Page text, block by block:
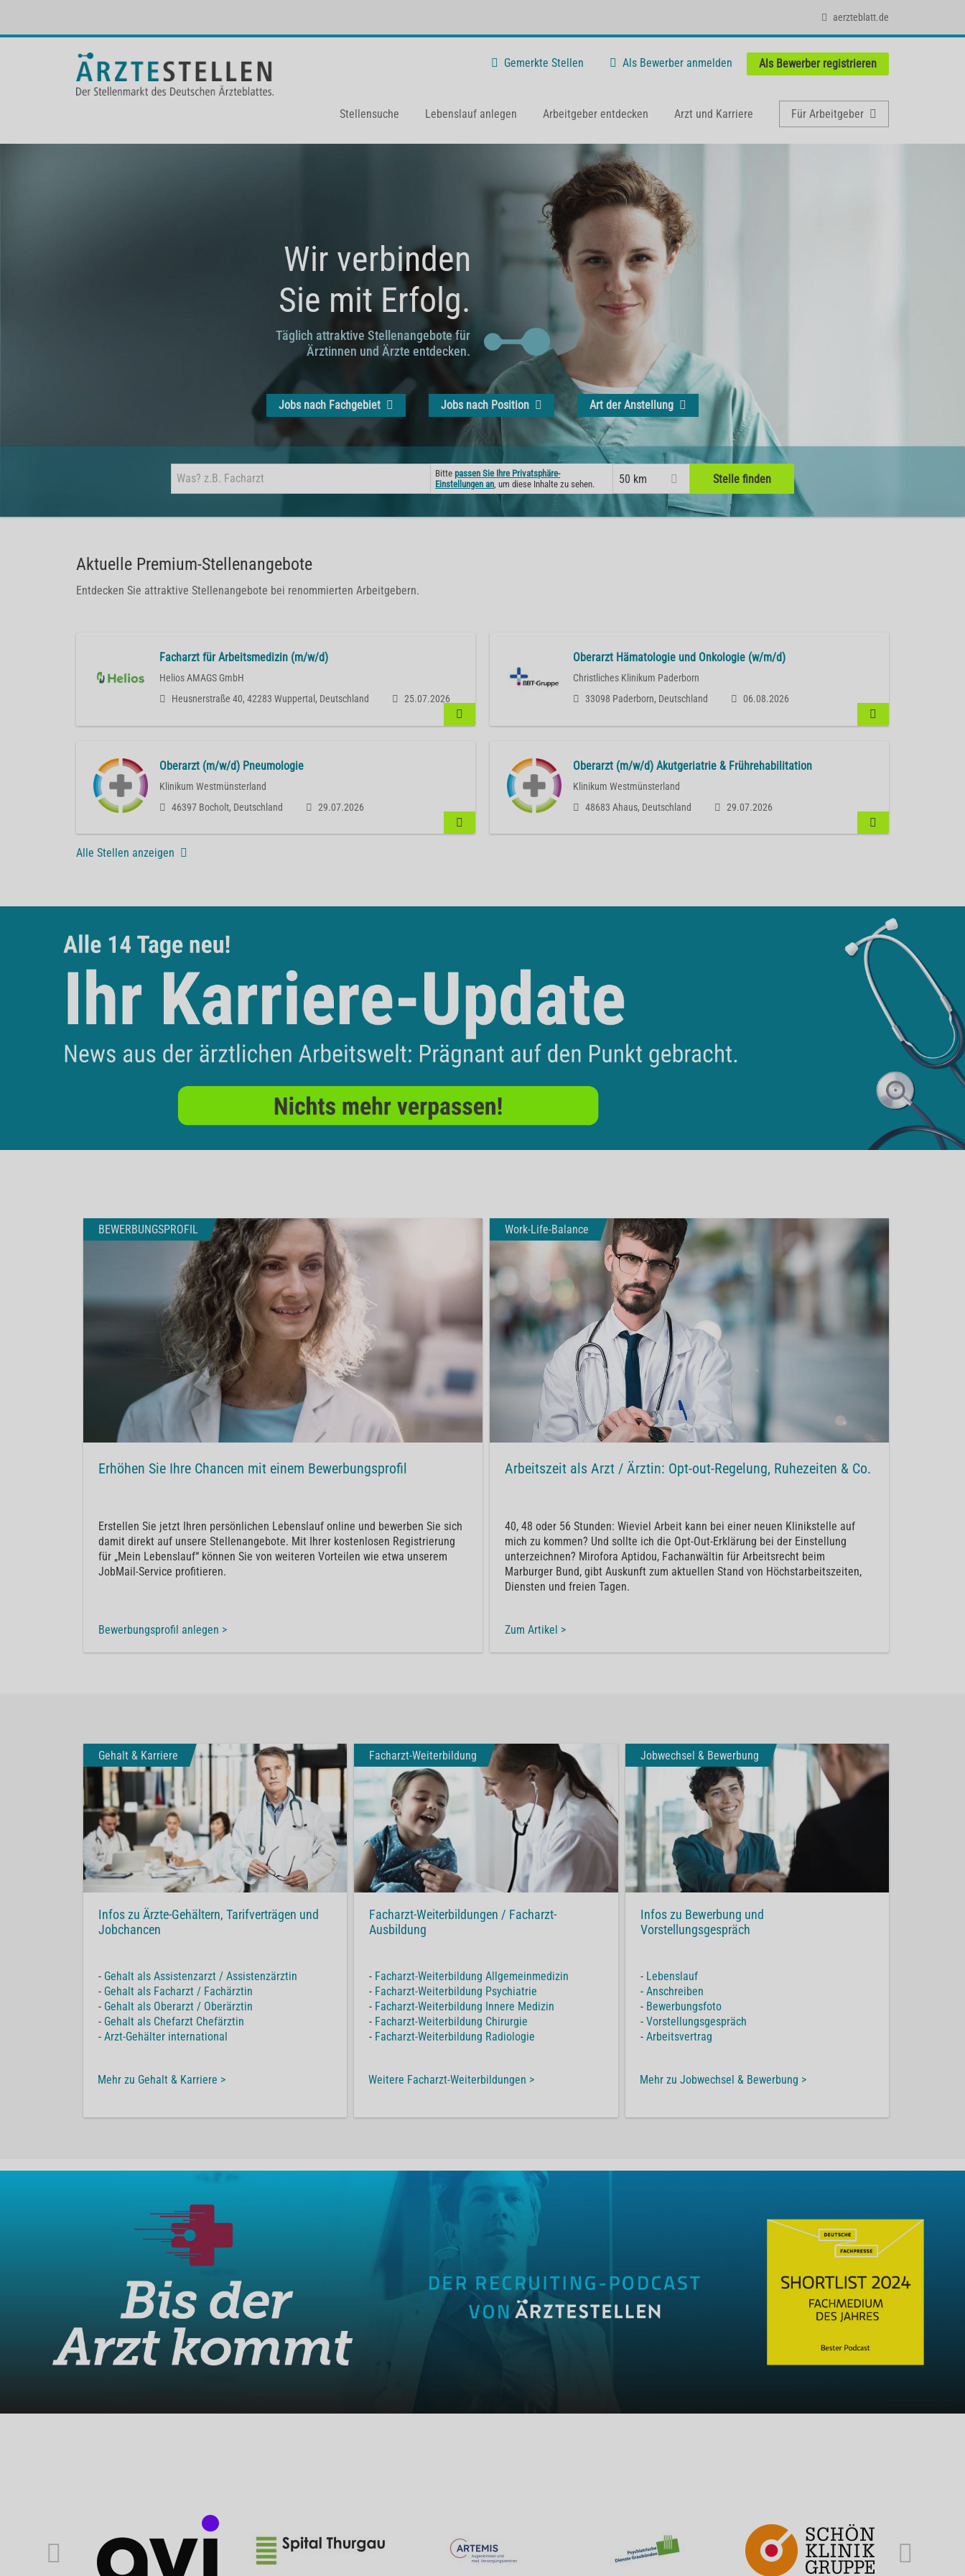
aerzteblatt.de
Gemerkte Stellen Als Bewerber anmelden Als Bewerber registrieren
Stellensuche Lebenslauf anlegen Arbeitgeber entdecken Arzt und Karriere Für Arbeitgeber
Wir verbinden
Sie mit Erfolg.
Täglich attraktive Stellenangebote für
Ärztinnen und Ärzte entdecken.
Jobs nach Fachgebiet Jobs nach Position Art der Anstellung
Bittepassen Sie Ihre Privatsphäre-
Einstellungen an, um diese Inhalte zu sehen. 50 km
Aktuelle Premium-Stellenangebote
Entdecken Sie attraktive Stellenangebote bei renommierten Arbeitgebern.
Facharzt für Arbeitsmedizin (m/w/d)
Helios AMAGS GmbH
Heusnerstraße 40, 42283 Wuppertal, Deutschland
25.07.2026
Oberarzt Hämatologie und Onkologie (w/m/d)
Christliches Klinikum Paderborn
33098 Paderborn, Deutschland
06.08.2026
Oberarzt (m/w/d) Pneumologie
Klinikum Westmünsterland
46397 Bocholt, Deutschland
29.07.2026
Oberarzt (m/w/d) Akutgeriatrie & Frührehabilitation
Klinikum Westmünsterland
48683 Ahaus, Deutschland
29.07.2026
Alle Stellen anzeigen
BEWERBUNGSPROFIL
Erhöhen Sie Ihre Chancen mit einem Bewerbungsprofil
Erstellen Sie jetzt Ihren persönlichen Lebenslauf online und bewerben Sie sich
damit direkt auf unsere Stellenangebote. Mit Ihrer kostenlosen Registrierung
für „Mein Lebenslauf“ können Sie von weiteren Vorteilen wie etwa unserem
JobMail-Service profitieren.
Bewerbungsprofil anlegen >
Work-Life-Balance
Arbeitszeit als Arzt / Ärztin: Opt-out-Regelung, Ruhezeiten & Co.
40, 48 oder 56 Stunden: Wieviel Arbeit kann bei einer neuen Klinikstelle auf
mich zu kommen? Und sollte ich die Opt-Out-Erklärung bei der Einstellung
unterzeichnen? Mirofora Aptidou, Fachanwältin für Arbeitsrecht beim
Marburger Bund, gibt Auskunft zum aktuellen Stand von Höchstarbeitszeiten,
Diensten und freien Tagen.
Zum Artikel >
Gehalt & Karriere
Infos zu Ärzte-Gehältern, Tarifverträgen und
Jobchancen
- Gehalt als Assistenzarzt / Assistenzärztin
- Gehalt als Facharzt / Fachärztin
- Gehalt als Oberarzt / Oberärztin
- Gehalt als Chefarzt Chefärztin
- Arzt-Gehälter international
Mehr zu Gehalt & Karriere >
Facharzt-Weiterbildung
Facharzt-Weiterbildungen / Facharzt-
Ausbildung
- Facharzt-Weiterbildung Allgemeinmedizin
- Facharzt-Weiterbildung Psychiatrie
- Facharzt-Weiterbildung Innere Medizin
- Facharzt-Weiterbildung Chirurgie
- Facharzt-Weiterbildung Radiologie
Weitere Facharzt-Weiterbildungen >
Jobwechsel & Bewerbung
Infos zu Bewerbung und
Vorstellungsgespräch
- Lebenslauf
- Anschreiben
- Bewerbungsfoto
- Vorstellungsgespräch
- Arbeitsvertrag
Mehr zu Jobwechsel & Bewerbung >